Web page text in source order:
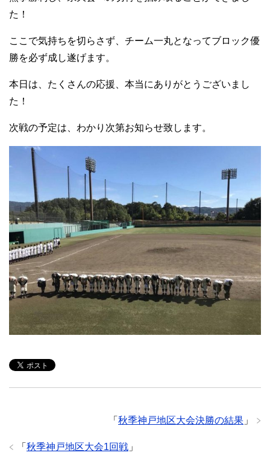
た！
ここで気持ちを切らさず、チーム一丸となってブロック優
勝を必ず成し遂げます。
本日は、たくさんの応援、本当にありがとうございまし
た！
次戦の予定は、わかり次第お知らせ致します。
「 秋季神戸地区大会決勝の結果 」
「 秋季神戸地区大会1回戦 」